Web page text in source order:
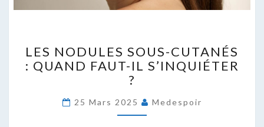
NODULES
SOUS-
CUTANÉS
QUAND
FAUT-
LES NODULES SOUS-CUTANÉS
: QUAND FAUT-IL S’INQUIÉTER
?
25 Mars 2025 Medespoir